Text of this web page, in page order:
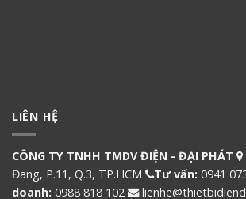
LIÊN HỆ
CÔNG TY TNHH TMDV ĐIỆN - ĐẠI PHÁT
Đang, P.11, Q.3, TP.HCM
Tư vấn: 0941
doanh: 0988 818 102